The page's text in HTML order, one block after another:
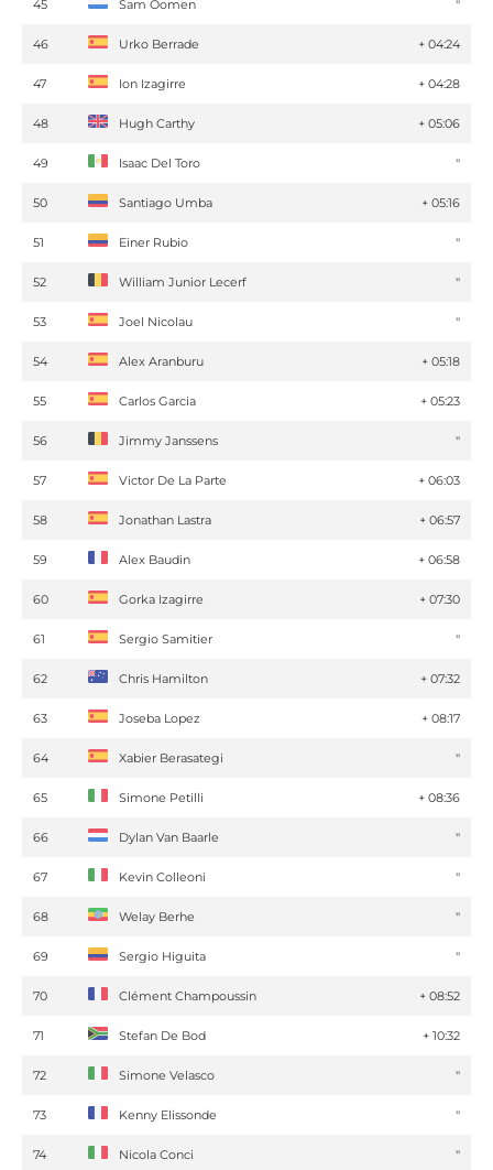
45 Sam Oomen ''
46 Urko Berrade + 04:24
47 Ion Izagirre + 04:28
48 Hugh Carthy + 05:06
49 Isaac Del Toro ''
50 Santiago Umba + 05:16
51 Einer Rubio ''
52 William Junior Lecerf ''
53 Joel Nicolau ''
54 Alex Aranburu + 05:18
55 Carlos Garcia + 05:23
56 Jimmy Janssens ''
57 Victor De La Parte + 06:03
58 Jonathan Lastra + 06:57
59 Alex Baudin + 06:58
60 Gorka Izagirre + 07:30
61 Sergio Samitier ''
62 Chris Hamilton + 07:32
63 Joseba Lopez + 08:17
64 Xabier Berasategi ''
65 Simone Petilli + 08:36
66 Dylan Van Baarle ''
67 Kevin Colleoni ''
68 Welay Berhe ''
69 Sergio Higuita ''
70 Clément Champoussin + 08:52
71 Stefan De Bod + 10:32
72 Simone Velasco ''
73 Kenny Elissonde ''
74 Nicola Conci ''